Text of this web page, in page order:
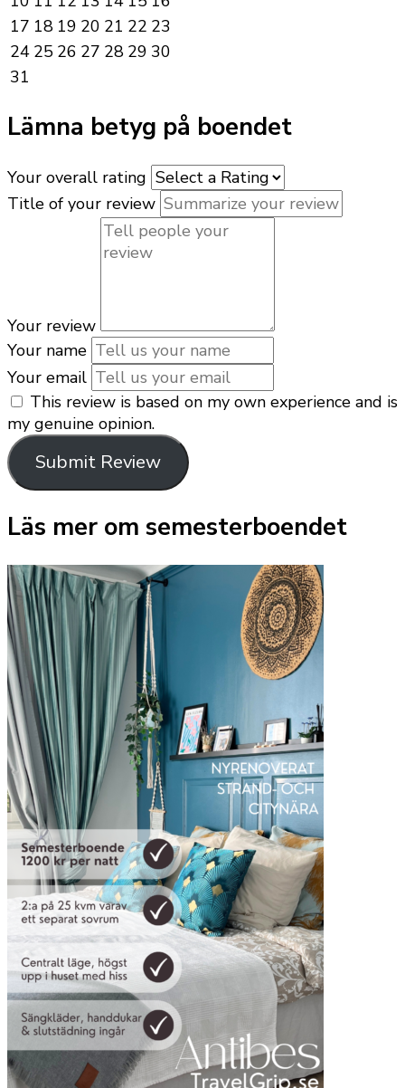
17 18 19 20 21 22 23
24 25 26 27 28 29 30
31
Lämna betyg på boendet
Your overall rating
Title of your review
Your review
Your name
Your email
This review is based on my own experience and is
my genuine opinion.
Submit Review
Läs mer om semesterboendet